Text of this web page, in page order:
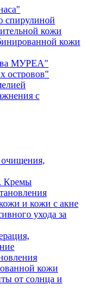
спирулиной
кожи
кожи
МУРЕА"
островов"
с
Кремы
и кожи с акне
ухода за
кожи
от солнца и